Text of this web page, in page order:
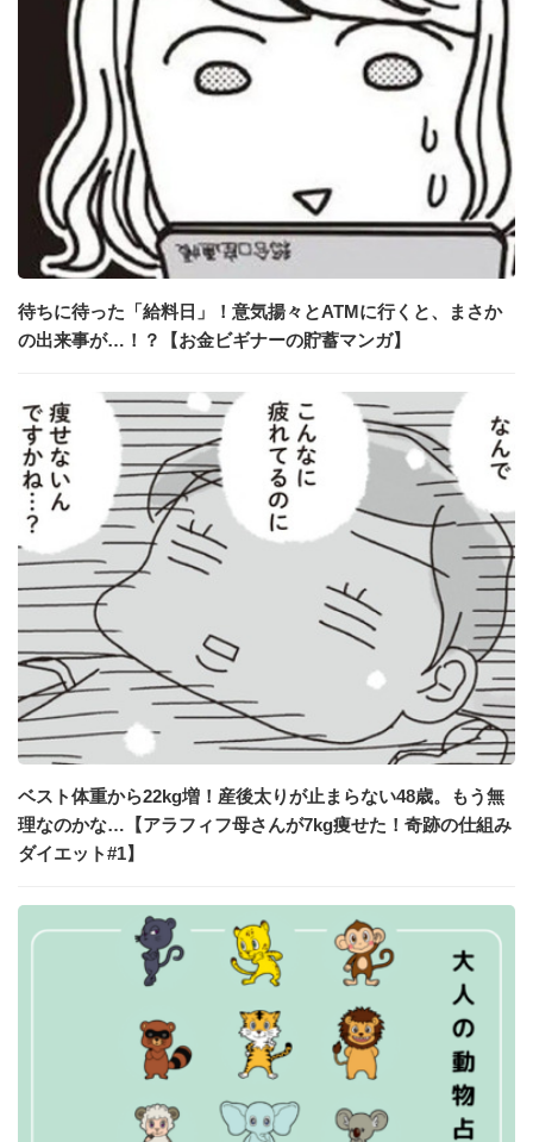
待ちに待った「給料日」！意気揚々とATMに行くと、まさか
の出来事が…！？【お金ビギナーの貯蓄マンガ】
ベスト体重から22kg増！産後太りが止まらない48歳。もう無
理なのかな…【アラフィフ母さんが7kg痩せた！奇跡の仕組み
ダイエット#1】